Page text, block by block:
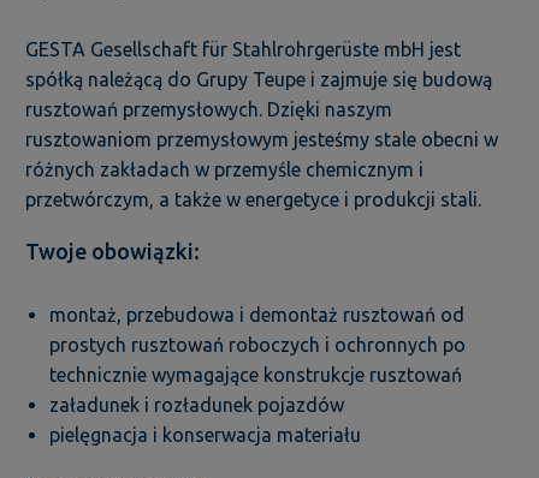
GESTA Gesellschaft für Stahlrohrgerüste mbH jest
spółką należącą do Grupy Teupe i zajmuje się budową
rusztowań przemysłowych. Dzięki naszym
rusztowaniom przemysłowym jesteśmy stale obecni w
różnych zakładach w przemyśle chemicznym i
przetwórczym, a także w energetyce i produkcji stali.
Twoje obowiązki:
montaż, przebudowa i demontaż rusztowań od
prostych rusztowań roboczych i ochronnych po
technicznie wymagające konstrukcje rusztowań
załadunek i rozładunek pojazdów
pielęgnacja i konserwacja materiału